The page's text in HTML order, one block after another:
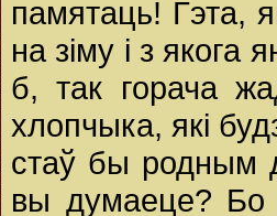
памятаць! Гэта,
на зіму і з
б, так горача
хлопчыка, які
стаў бы родным
вы думаеце? Бо